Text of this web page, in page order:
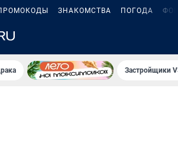
ЗНАКОМСТВА ПОГОДА
Застройщики